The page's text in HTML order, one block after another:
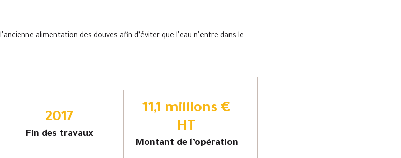
alimentation des douves afin d’éviter que l’eau n’entre dans le
2017
Fin des travaux
11,1 millions €
HT
Montant de l’opération